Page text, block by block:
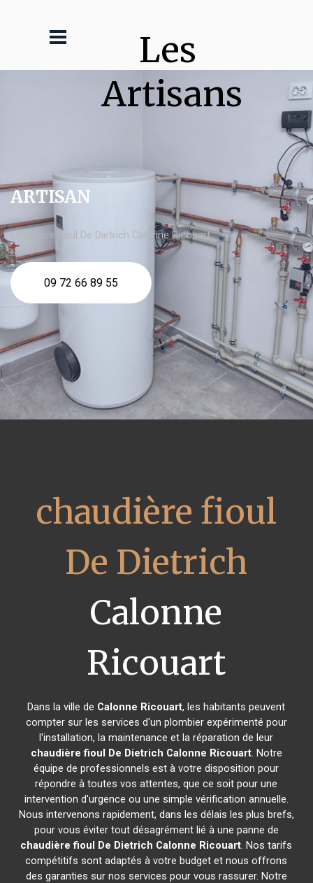
Les
Artisans
ARTISAN
chaudière fioul De Dietrich Calonne Ricouart
09 72 66 89 55
chaudière fioul
De Dietrich
Calonne
Ricouart
Dans la ville de Calonne Ricouart, les habitants peuvent
compter sur les services d'un plombier expérimenté pour
l'installation, la maintenance et la réparation de leur
chaudière fioul De Dietrich Calonne Ricouart. Notre
équipe de professionnels est à votre disposition pour
répondre à toutes vos attentes, que ce soit pour une
intervention d'urgence ou une simple vérification annuelle.
Nous intervenons rapidement, dans les délais les plus brefs,
pour vous éviter tout désagrément lié à une panne de
chaudière fioul De Dietrich Calonne Ricouart. Nos tarifs
compétitifs sont adaptés à votre budget et nous offrons
des garanties sur nos services pour vous rassurer. Notre